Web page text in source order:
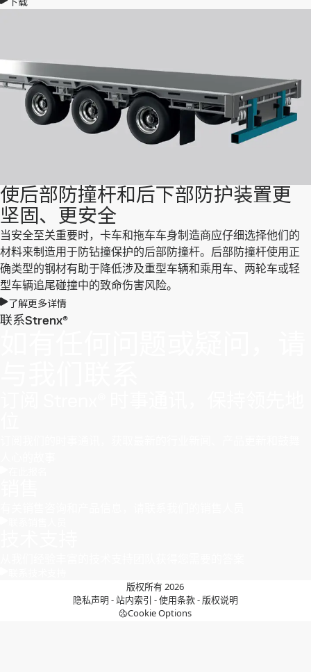
使后部防撞杆和后下部防护装置更
坚固、更安全
当安全至关重要时，卡车和拖车车身制造商应仔细选择他们的
材料来制造用于防钻撞保护的后部防撞杆。后部防撞杆使用正
确类型的钢材有助于降低涉及重型车辆和乘用车、两轮车或轻
型车辆追尾碰撞中的致命伤害风险。
了解更多详情
联系Strenx®
版权所有 2026
隐私声明 -站内索引 -使用条款- 版权说明
Cookie Options